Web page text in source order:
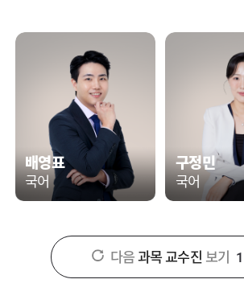
배영표
국어
구정민
국어
다음 과목 교수진 보기 1